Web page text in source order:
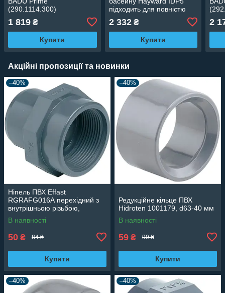
(290.1114.300)
1 819 ₴
Купити
підходить для повністю
вузьким бортиком. Сходи
складаються з дв
2 332₴
Купити
2
Акційні пропозиції та новинки
–40%
Ніпель ПВХ Effast
RGRAFG016А перехідний з
внутрішньою різьбою,
d16x3/8"
В наявності
50 ₴ 84 ₴
Купити
–40%
Редукційне кільце ПВХ
Hidroten 1001179, d63-40 мм
В наявності
59 ₴ 99 ₴
Купити
–40% –40%